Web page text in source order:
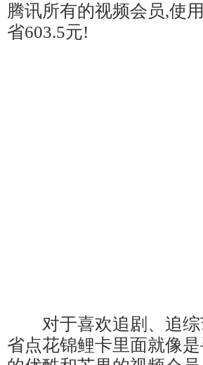
腾讯所有的视频会员,使
省603.5元!
对于喜欢追剧、追综
省点花锦鲤卡里面就像